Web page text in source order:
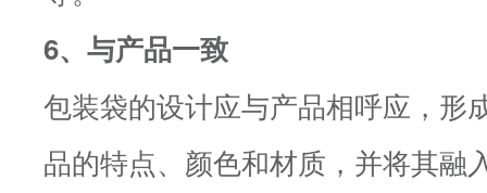
6、与产品一致
包装袋的设计应与产品相呼应，形
品的特点、颜色和材质，并将其融